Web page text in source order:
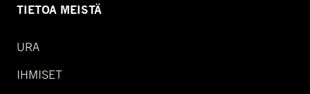
TIETOA MEISTÄ
URA
IHMISET